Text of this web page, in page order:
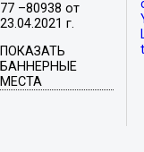
77 –80938 от
23.04.2021 г.
ПОКАЗАТЬ
БАННЕРНЫЕ
МЕСТА